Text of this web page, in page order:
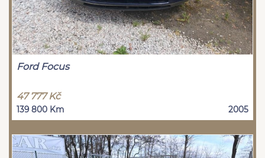
Ford Focus
47 777 Kč
139 800 Km 2005